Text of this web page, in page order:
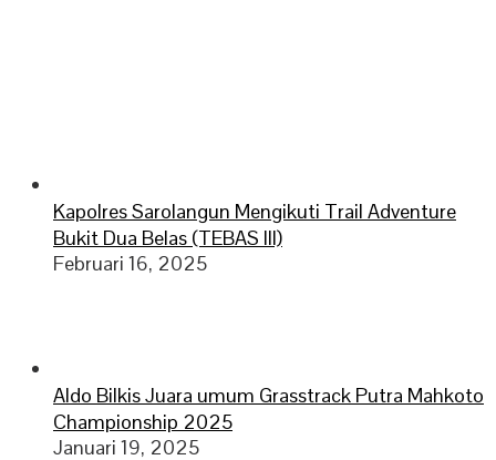
Kapolres Sarolangun Mengikuti Trail Adventure
Bukit Dua Belas (TEBAS III)
Februari 16, 2025
Aldo Bilkis Juara umum Grasstrack Putra Mahkoto
Championship 2025
Januari 19, 2025